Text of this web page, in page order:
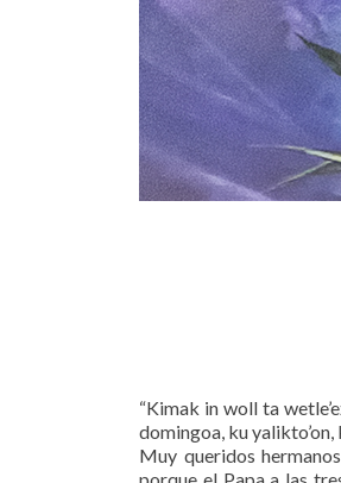
“Kimak in woll ta
domingoa, ku yalikto’on,
Muy queridos